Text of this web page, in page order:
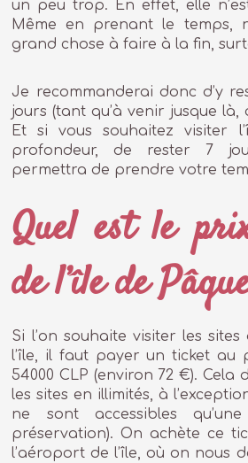
un peu trop. En effet, elle
Même en prenant le temps,
grand chose à faire à la fin,
Je recommanderai donc d’y
jours (tant qu’à venir jusque
Et si vous souhaitez visiter
profondeur, de rester 7
permettra de prendre votre
Quel est le
de l’île de
Si l’on souhaite visiter les
l’île, il faut payer un ticket au
54000 CLP (environ 72 €). Cela
les sites en illimités, à
ne sont accessibles
préservation). On achète ce
l’aéroport de l’île, où on nous